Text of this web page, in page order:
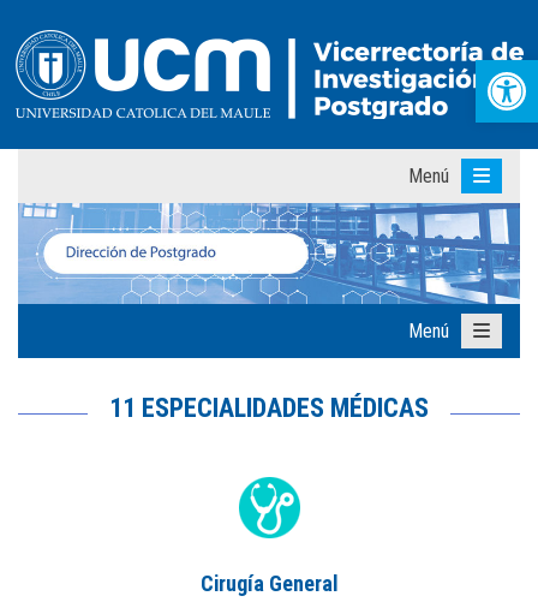
Menú
Menú
11 ESPECIALIDADES MÉDICAS
Cirugía General